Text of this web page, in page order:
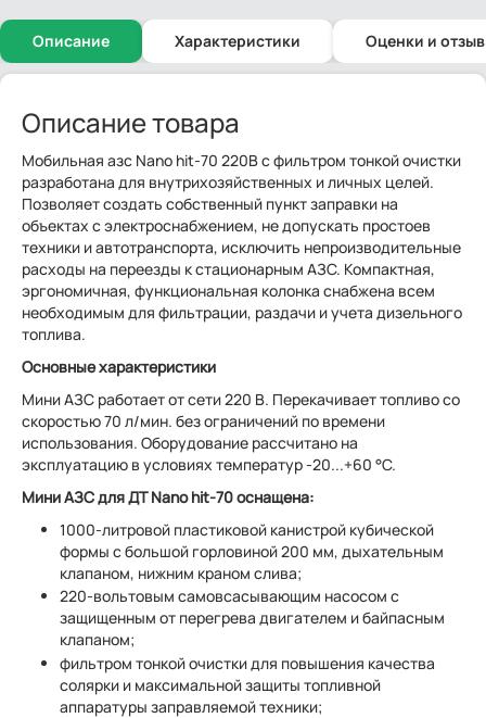
Описание Характеристики Оценки и
Описание товара
Мобильная азс Nano hit-70 220В с фильтром тонкой очистки
разработана для внутрихозяйственных и личных целей.
Позволяет создать собственный пункт заправки на
объектах с электроснабжением, не допускать простоев
техники и автотранспорта, исключить непроизводительные
расходы на переезды к стационарным АЗС. Компактная,
эргономичная, функциональная колонка снабжена всем
необходимым для фильтрации, раздачи и учета дизельного
топлива.
Основные характеристики
Мини АЗС работает от сети 220 В. Перекачивает топливо со
скоростью 70 л/мин. без ограничений по времени
использования. Оборудование рассчитано на
эксплуатацию в условиях температур -20...+60 °С.
Мини АЗС для ДТ Nano hit-70 оснащена:
1000-литровой пластиковой канистрой кубической
формы с большой горловиной 200 мм, дыхательным
клапаном, нижним краном слива;
220-вольтовым самовсасывающим насосом с
защищенным от перегрева двигателем и байпасным
клапаном;
фильтром тонкой очистки для повышения качества
солярки и максимальной защиты топливной
аппаратуры заправляемой техники;